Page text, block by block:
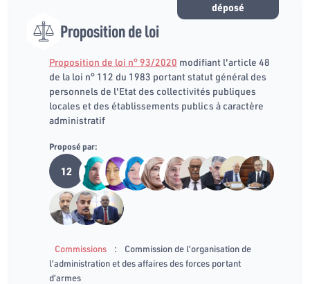
déposé
Proposition de loi
Proposition de loi n° 93/2020 modifiant l'article 48
de la loi n° 112 du 1983 portant statut général des
personnels de l'Etat des collectivités publiques
locales et des établissements publics à caractère
administratif
Proposé par:
12
Commissions :
Commission de l’organisation de
l’administration et des affaires des forces portant
d’armes